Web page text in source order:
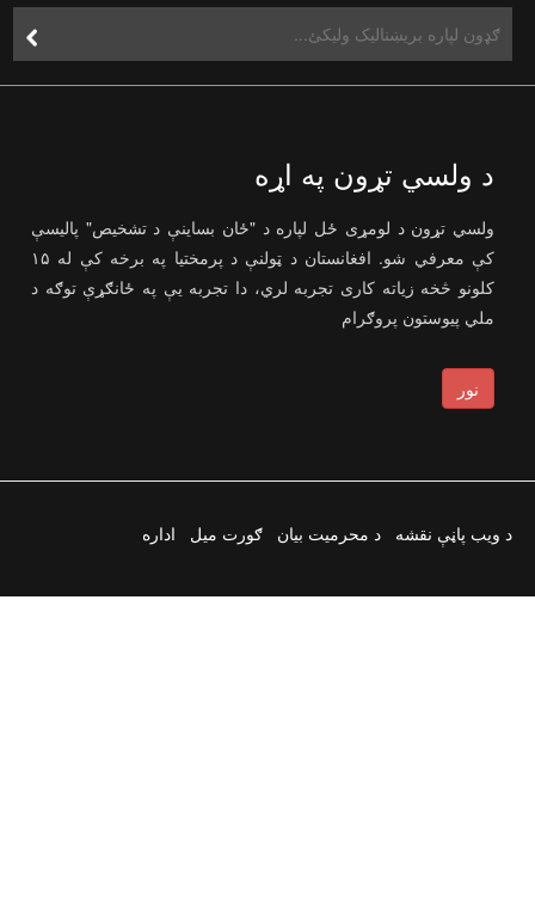
د ولسي تړون په اړه
ولسي تړون د لومړی ځل لپاره د "ځان بساینې د تشخیص" پالیسې
کې معرفي شو. افغانستان د ټولنې د پرمختیا په برخه کې له ۱۵
کلونو څخه زیاته کاری تجربه لري، دا تجربه یې په ځانګړې توګه د
ملي پیوستون پروګرام
نور
د ویب پاڼې نقشه د محرمیت بیان ګورت میل اداره